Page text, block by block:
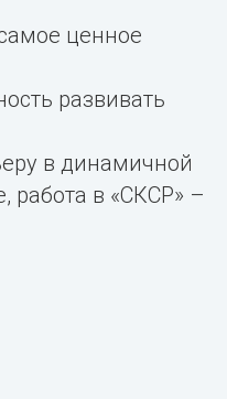
ценное
развивать
в динамичной
работа в «СКСР» –